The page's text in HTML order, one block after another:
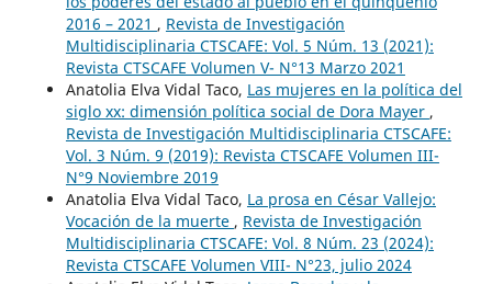
2016 – 2021 , Revista de Investigación
Multidisciplinaria CTSCAFE: Vol. 5 Núm. 13 (2021):
Revista CTSCAFE Volumen V- N°13 Marzo 2021
Anatolia Elva Vidal Taco, Las mujeres en la política del
siglo xx: dimensión política social de Dora Mayer ,
Revista de Investigación Multidisciplinaria CTSCAFE:
Vol. 3 Núm. 9 (2019): Revista CTSCAFE Volumen III-
N°9 Noviembre 2019
Anatolia Elva Vidal Taco, La prosa en César Vallejo:
Vocación de la muerte , Revista de Investigación
Multidisciplinaria CTSCAFE: Vol. 8 Núm. 23 (2024):
Revista CTSCAFE Volumen VIII- N°23, julio 2024